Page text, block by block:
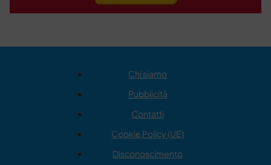
Chi siamo
Pubblicità
Contatti
Cookie Policy (UE)
Disconoscimento